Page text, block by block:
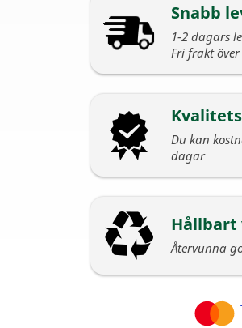
Snabb
1-2 dagars
Fri frakt
Du kan
dagar
Hållbart
Återvunna